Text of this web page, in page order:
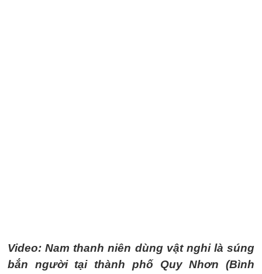
Video: Nam thanh niên dùng vật nghi là súng
bắn người tại thành phố Quy Nhơn (Bình